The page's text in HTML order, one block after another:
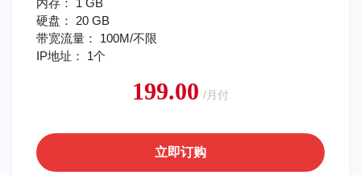
内存： 1 GB
硬盘： 20 GB
带宽流量： 100M/不限
IP地址： 1个
199.00 /月付
立即订购